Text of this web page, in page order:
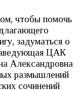
чтобы помочь
задуматься о
ЦАК
Александровна
размышлений
сочинений